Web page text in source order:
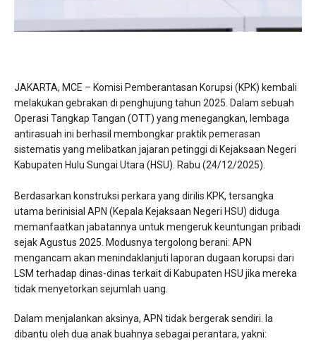
​JAKARTA, MCE – Komisi Pemberantasan Korupsi (KPK) kembali
melakukan gebrakan di penghujung tahun 2025. Dalam sebuah
Operasi Tangkap Tangan (OTT) yang menegangkan, lembaga
antirasuah ini berhasil membongkar praktik pemerasan
sistematis yang melibatkan jajaran petinggi di Kejaksaan Negeri
Kabupaten Hulu Sungai Utara (HSU). Rabu (24/12/2025).
​Berdasarkan konstruksi perkara yang dirilis KPK, tersangka
utama berinisial APN (Kepala Kejaksaan Negeri HSU) diduga
memanfaatkan jabatannya untuk mengeruk keuntungan pribadi
sejak Agustus 2025. Modusnya tergolong berani: APN
mengancam akan menindaklanjuti laporan dugaan korupsi dari
LSM terhadap dinas-dinas terkait di Kabupaten HSU jika mereka
tidak menyetorkan sejumlah uang.
​Dalam menjalankan aksinya, APN tidak bergerak sendiri. Ia
dibantu oleh dua anak buahnya sebagai perantara, yakni: